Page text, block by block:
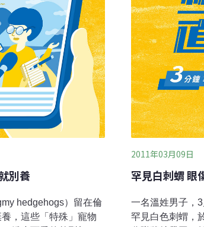
別養
hedgehogs）留在倫
，這些「特殊」寵物
2011年03月09日
罕見白刺蝟 眼
一名溫姓男子，
罕見白色刺蝟，